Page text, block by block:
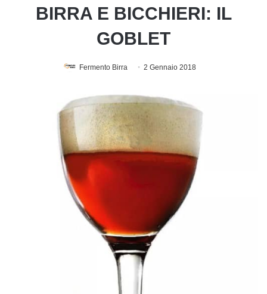
BIRRA E BICCHIERI: IL
GOBLET
Fermento Birra 2 Gennaio 2018